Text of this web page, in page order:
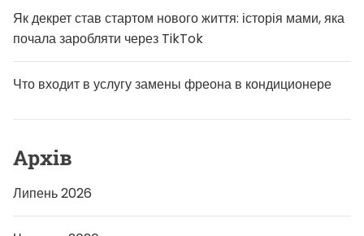
Як декрет став стартом нового життя: історія мами, яка
почала заробляти через TikTok
Что входит в услугу замены фреона в кондиционере
Архів
Липень 2026